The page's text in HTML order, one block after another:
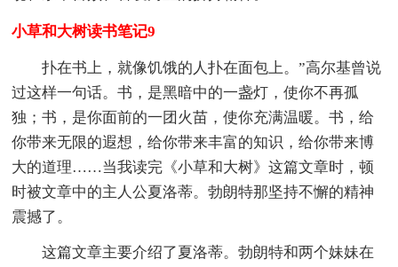
小草和大树读书笔记9
扑在书上，就像饥饿的人扑在面包上。”高尔基曾说
过这样一句话。书，是黑暗中的一盏灯，使你不再孤
独；书，是你面前的一团火苗，使你充满温暖。书，给
你带来无限的遐想，给你带来丰富的知识，给你带来博
大的道理……当我读完《小草和大树》这篇文章时，顿
时被文章中的主人公夏洛蒂。勃朗特那坚持不懈的精神
震撼了。
这篇文章主要介绍了夏洛蒂。勃朗特和两个妹妹在